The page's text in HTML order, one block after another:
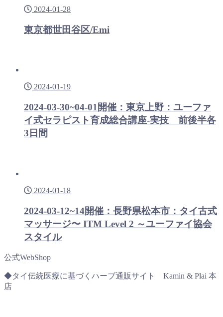
2024-01-28
東京都世田谷区/Emi
2024-01-19
2024-03-30~04-01開催：東京上野：ユーファ
イ式セラピスト育成総合講座-実技 前後半各
3日間
2024-01-18
2024-03-12~14開催：長野県松本市：タイ古式
マッサージ〜 ITM Level 2 ～ユーファイ協会
スタイル
公式WebShop
◆タイ伝統医療に基づくハーブ通販サイト Kamin & Plai 本
店